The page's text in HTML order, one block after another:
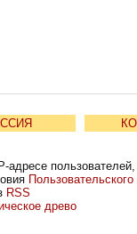
RSS
древо